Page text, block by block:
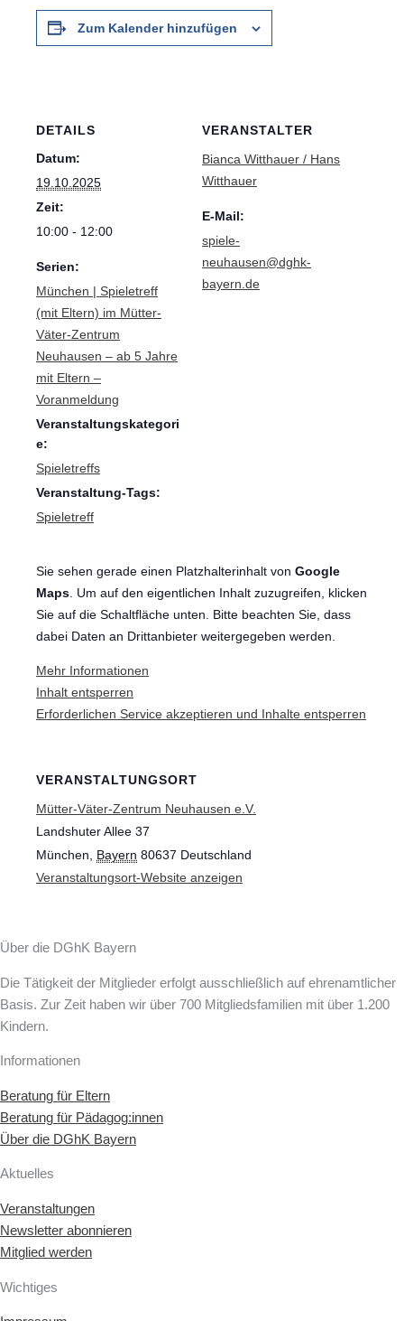
Zum Kalender hinzufügen
DETAILS
Datum:
19.10.2025
Zeit:
10:00 - 12:00
Serien:
München | Spieletreff
(mit Eltern) im Mütter-
Väter-Zentrum
Neuhausen – ab 5 Jahre
mit Eltern –
Voranmeldung
Veranstaltungskategori
e:
Spieletreffs
Veranstaltung-Tags:
Spieletreff
VERANSTALTER
Bianca Witthauer / Hans
Witthauer
E-Mail:
spiele-
neuhausen@dghk-
bayern.de
VERANSTALTUNGSORT
Mütter-Väter-Zentrum Neuhausen e.V.
Landshuter Allee 37
München
Bayern 80637 Deutschland
Veranstaltungsort-Website anzeigen
Sie sehen gerade einen Platzhalterinhalt von Google
Maps . Um auf den eigentlichen Inhalt zuzugreifen, klicken
Sie auf die Schaltfläche unten. Bitte beachten Sie, dass
dabei Daten an Drittanbieter weitergegeben werden.
Mehr Informationen
Inhalt entsperren
Erforderlichen Service akzeptieren und Inhalte entsperren
Über die DGhK Bayern
Die Tätigkeit der Mitglieder erfolgt ausschließlich auf ehrenamtlicher
Basis. Zur Zeit haben wir über 700 Mitgliedsfamilien mit über 1.200
Kindern.
Informationen
Beratung für Eltern
Beratung für Pädagog:innen
Über die DGhK Bayern
Aktuelles
Veranstaltungen
Newsletter abonnieren
Mitglied werden
Wichtiges